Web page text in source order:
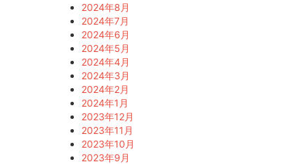
2024年8月
2024年7月
2024年6月
2024年5月
2024年4月
2024年3月
2024年2月
2024年1月
2023年12月
2023年11月
2023年10月
2023年9月